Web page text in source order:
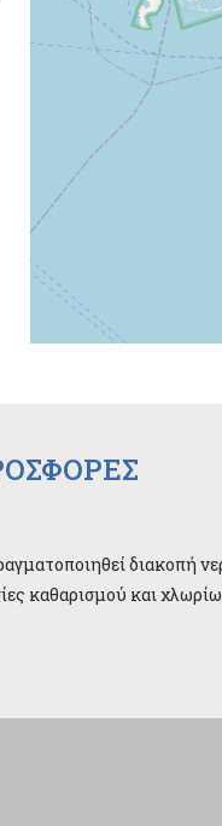
διακοπή
καθαρισμού και